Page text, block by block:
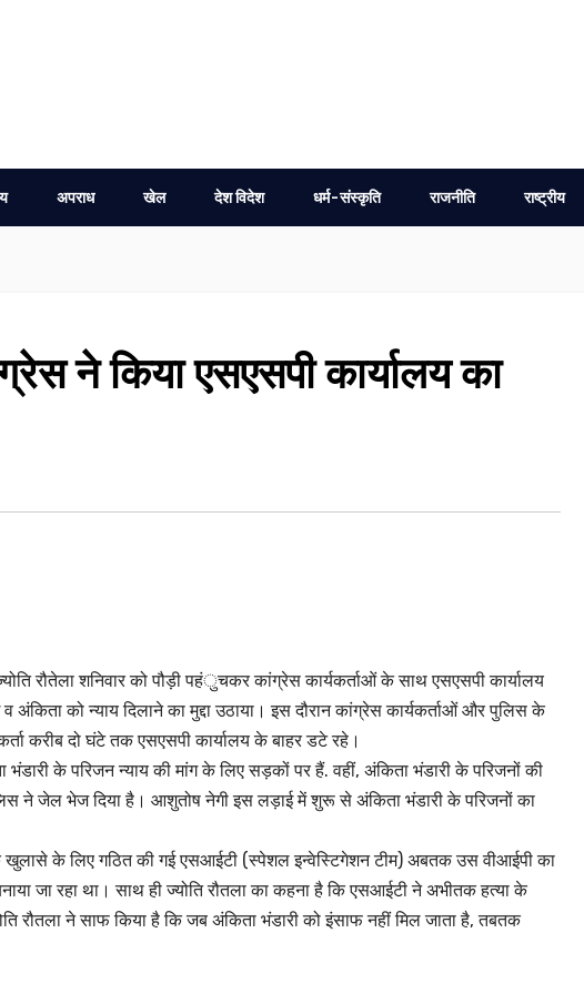
अपराध खेल देश विदेश धर्म-संस्कृति राजनीति राष्ट्रीय
ने किया एसएसपी कार्यालय का
रौतेला शनिवार को पौड़ी पहंुचकर कांग्रेस कार्यकर्ताओं के साथ एसएसपी कार्यालय
अंकिता को न्याय दिलाने का मुद्दा उठाया। इस दौरान कांग्रेस कार्यकर्ताओं और पुलिस के
करीब दो घंटे तक एसएसपी कार्यालय के बाहर डटे रहे।
के परिजन न्याय की मांग के लिए सड़कों पर हैं. वहीं, अंकिता भंडारी के परिजनों की
ने जेल भेज दिया है। आशुतोष नेगी इस लड़ाई में शुरू से अंकिता भंडारी के परिजनों का
खुलासे के लिए गठित की गई एसआईटी (स्पेशल इन्वेस्टिगेशन टीम) अबतक उस वीआईपी का
जा रहा था। साथ ही ज्योति रौतला का कहना है कि एसआईटी ने अभीतक हत्या के
रौतला ने साफ किया है कि जब अंकिता भंडारी को इंसाफ नहीं मिल जाता है, तबतक